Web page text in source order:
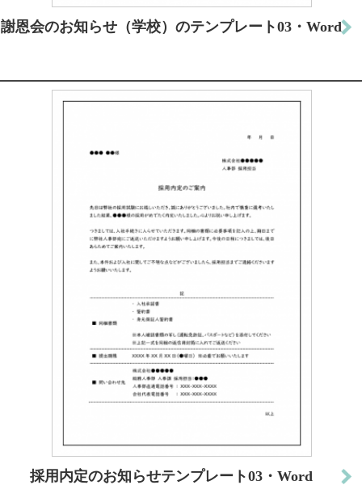
謝恩会のお知らせ（学校）のテンプレート03・Word
採用内定のお知らせテンプレート03・Word